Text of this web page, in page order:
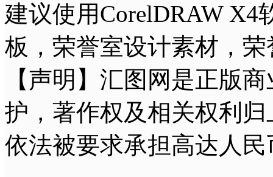
建议使用CorelDRAW
板，荣誉室设计素材，
【声明】汇图网是正版
护，著作权及相关权利
依法被要求承担高达人